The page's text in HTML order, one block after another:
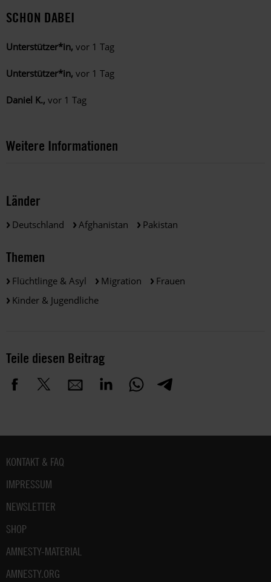
SCHON DABEI
Unterstützer*in, vor 1 Tag
Unterstützer*in, vor 1 Tag
Daniel K., vor 1 Tag
Weitere Informationen
Länder
Deutschland Afghanistan Pakistan
Themen
Flüchtlinge & Asyl Migration
Frauen
Kinder & Jugendliche
Teile diesen Beitrag
Fußbereich
KONTAKT & FAQ
IMPRESSUM
NEWSLETTER
SHOP
AMNESTY-MATERIAL
AMNESTY.ORG